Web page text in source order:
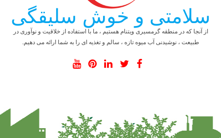
سلامتی و خوش سلیقگی
از آنجا که در منطقه گرمسیری ویتنام هستیم ، ما با استفاده از خلاقیت و نوآوری در
طبیعت ، نوشیدنی آب میوه تازه ، سالم و تغذیه ای را به شما ارائه می دهیم.